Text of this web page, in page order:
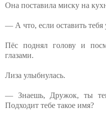
Она поставила миску на
— А что, если оставить тебя
Пёс поднял голову и
глазами.
Лиза улыбнулась.
— Знаешь, Дружок, ты
Подходит тебе такое имя?